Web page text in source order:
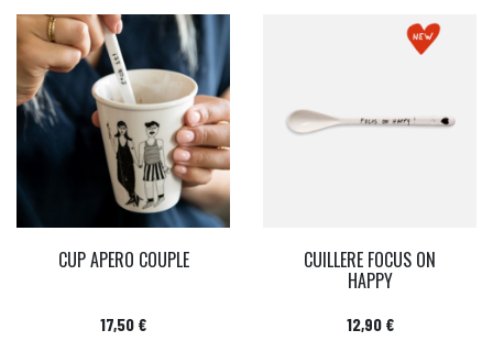
CUP APERO COUPLE
Prix
17,50 €
CUILLERE FOCUS ON
HAPPY
Prix
12,90 €